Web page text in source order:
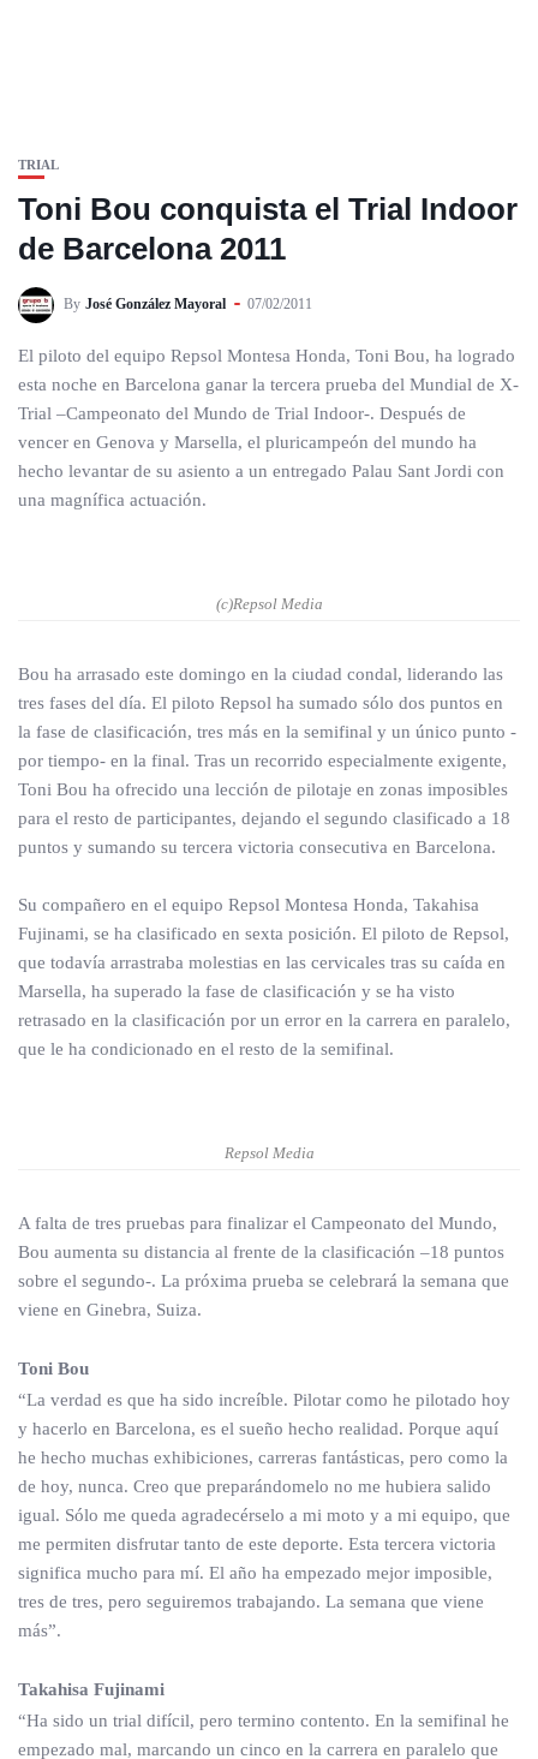
TRIAL
Toni Bou conquista el Trial Indoor
de Barcelona 2011
By José González Mayoral 07/02/2011
El piloto del equipo Repsol Montesa Honda, Toni Bou, ha logrado
esta noche en Barcelona ganar la tercera prueba del Mundial de X-
Trial –Campeonato del Mundo de Trial Indoor-. Después de
vencer en Genova y Marsella, el pluricampeón del mundo ha
hecho levantar de su asiento a un entregado Palau Sant Jordi con
una magnífica actuación.
(c)Repsol Media
Bou ha arrasado este domingo en la ciudad condal, liderando las
tres fases del día. El piloto Repsol ha sumado sólo dos puntos en
la fase de clasificación, tres más en la semifinal y un único punto -
por tiempo- en la final. Tras un recorrido especialmente exigente,
Toni Bou ha ofrecido una lección de pilotaje en zonas imposibles
para el resto de participantes, dejando el segundo clasificado a 18
puntos y sumando su tercera victoria consecutiva en Barcelona.
Su compañero en el equipo Repsol Montesa Honda, Takahisa
Fujinami, se ha clasificado en sexta posición. El piloto de Repsol,
que todavía arrastraba molestias en las cervicales tras su caída en
Marsella, ha superado la fase de clasificación y se ha visto
retrasado en la clasificación por un error en la carrera en paralelo,
que le ha condicionado en el resto de la semifinal.
Repsol Media
A falta de tres pruebas para finalizar el Campeonato del Mundo,
Bou aumenta su distancia al frente de la clasificación –18 puntos
sobre el segundo-. La próxima prueba se celebrará la semana que
viene en Ginebra, Suiza.
Toni Bou
“La verdad es que ha sido increíble. Pilotar como he pilotado hoy
y hacerlo en Barcelona, es el sueño hecho realidad. Porque aquí
he hecho muchas exhibiciones, carreras fantásticas, pero como la
de hoy, nunca. Creo que preparándomelo no me hubiera salido
igual. Sólo me queda agradecérselo a mi moto y a mi equipo, que
me permiten disfrutar tanto de este deporte. Esta tercera victoria
significa mucho para mí. El año ha empezado mejor imposible,
tres de tres, pero seguiremos trabajando. La semana que viene
más”.
Takahisa Fujinami
“Ha sido un trial difícil, pero termino contento. En la semifinal he
empezado mal, marcando un cinco en la carrera en paralelo que